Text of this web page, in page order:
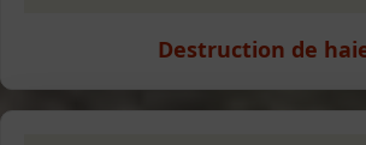
Destruction de